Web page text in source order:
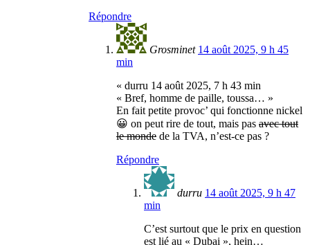
Répondre
Grosminet 14 août 2025, 9 h 45
min
« durru 14 août 2025, 7 h 43 min
« Bref, homme de paille, toussa… »
En fait petite provoc’ qui fonctionne nickel
😀 on peut rire de tout, mais pas avec tout
le monde de la TVA, n’est-ce pas ?
Répondre
durru 14 août 2025, 9 h 47
min
C’est surtout que le prix en question
est lié au « Dubai », hein…